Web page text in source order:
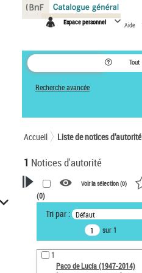
Espace personnel Aide
Tout
Recherche avancée
Accueil Liste de notices d’autorité
1 Notices d'autorité
VOTRE RECHERCHE
Recherche avancée dans les
notices d’autorité
Œuvres liées à l'auteur :
Paco de Lucía (1947-2014)
Voir la sélection (0)
(0)
Tri par : Défaut
sur 1
1
Paco de Lucía (1947-2014)
Panneau de gestion des cookies